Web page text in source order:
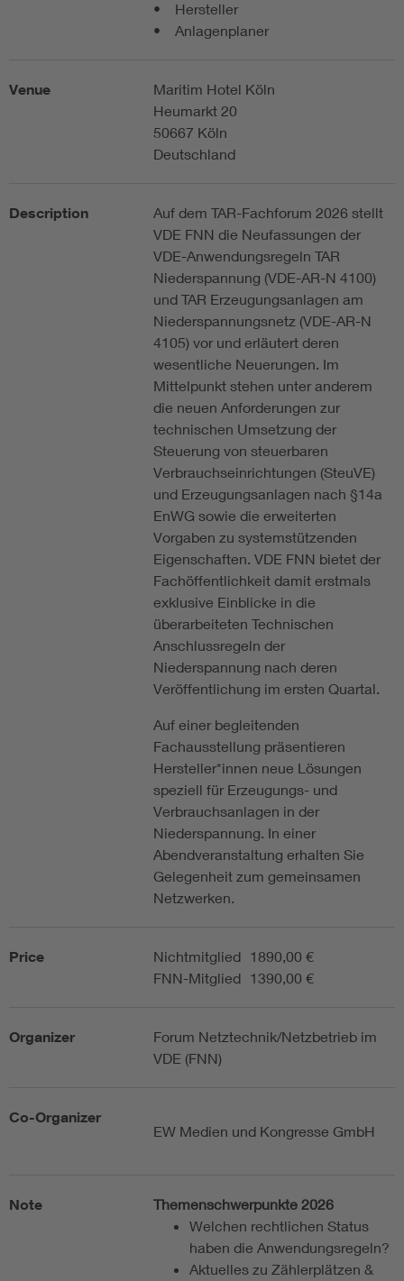
• Hersteller
• Anlagenplaner
Venue
Maritim Hotel Köln
Heumarkt 20
50667 Köln
Deutschland
Description
Auf dem TAR-Fachforum 2026 stellt
VDE FNN die Neufassungen der
VDE-Anwendungsregeln TAR
Niederspannung (VDE-AR-N 4100)
und TAR Erzeugungsanlagen am
Niederspannungsnetz (VDE-AR-N
4105) vor und erläutert deren
wesentliche Neuerungen. Im
Mittelpunkt stehen unter anderem
die neuen Anforderungen zur
technischen Umsetzung der
Steuerung von steuerbaren
Verbrauchseinrichtungen (SteuVE)
und Erzeugungsanlagen nach §14a
EnWG sowie die erweiterten
Vorgaben zu systemstützenden
Eigenschaften. VDE FNN bietet der
Fachöffentlichkeit damit erstmals
exklusive Einblicke in die
überarbeiteten Technischen
Anschlussregeln der
Niederspannung nach deren
Veröffentlichung im ersten Quartal.
Auf einer begleitenden
Fachausstellung präsentieren
Hersteller*innen neue Lösungen
speziell für Erzeugungs- und
Verbrauchsanlagen in der
Niederspannung. In einer
Abendveranstaltung erhalten Sie
Gelegenheit zum gemeinsamen
Netzwerken.
Price Nichtmitglied 1890,00 €
FNN-Mitglied 1390,00 €
Organizer
Forum Netztechnik/Netzbetrieb im
VDE (FNN)
Co-Organizer
EW Medien und Kongresse GmbH
Note
Themenschwerpunkte 2026
Welchen rechtlichen Status
haben die Anwendungsregeln?
Aktuelles zu Zählerplätzen &